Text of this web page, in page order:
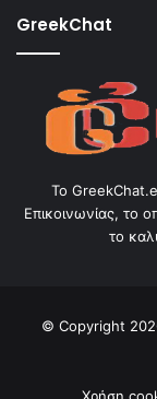
GreekChat
Το
Επικοινωνίας, το
το
© Copyright